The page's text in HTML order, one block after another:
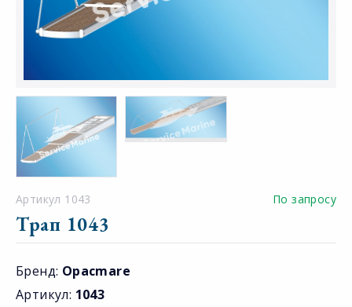
Артикул 1043 По запросу
Трап 1043
Бренд: Opacmare
Артикул: 1043